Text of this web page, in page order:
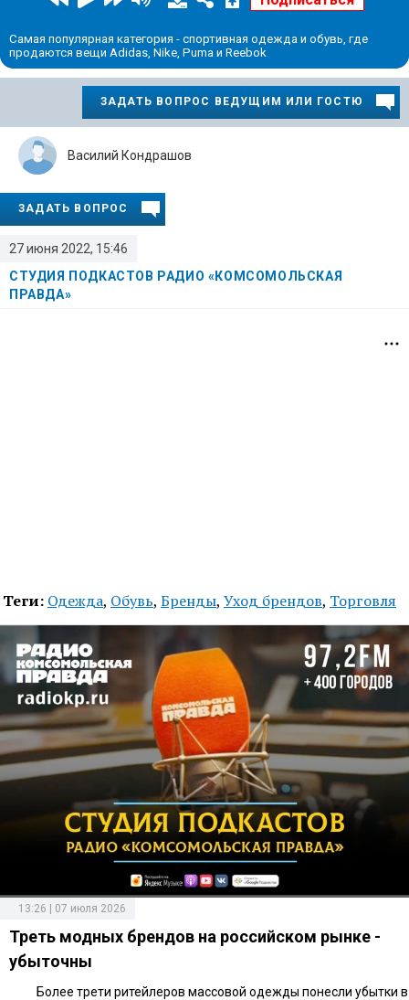
Самая популярная категория - спортивная одежда и обувь, где
продаются вещи Adidas, Nike, Puma и Reebok
ЗАДАТЬ ВОПРОС ВЕДУЩИМ ИЛИ ГОСТЮ
27 июня 2022, 15:46
СТУДИЯ ПОДКАСТОВ РАДИО «КОМСОМОЛЬСКАЯ
ПРАВДА»
Василий Кондрашов
ЗАДАТЬ ВОПРОС
Теги: Одежда, Обувь, Бренды, Уход брендов, Торговля
13:26 | 07 июля 2026
Треть модных брендов на российском рынке -
убыточны
Более трети ритейлеров массовой одежды понесли убытки в